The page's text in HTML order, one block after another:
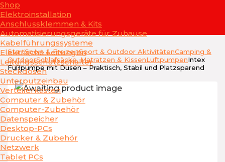
Shop
Elektroinstallation
Anschlussklemmen & Kits
Automatisierungsgeräte für Zuhause
Kabelführungssysteme
Elektrische Leitungen
Leitungsschutzschalter
Steckdosen
Unterputzeinbau
Verteilerkästen
Computer & Zubehör
Computer-Zubehör
Datenspeicher
Desktop-PCs
Drucker & Zubehör
Netzwerk
Tablet PCs
StartSport & FreizeitSport & Outdoor AktivitätenCamping &
OutdoorSchlafsäcke, Matratzen & KissenLuftpumpenIntex
Fußpumpe mit Düsen – Praktisch, Stabil und Platzsparend